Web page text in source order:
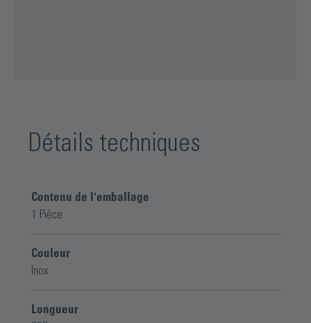
Détails techniques
Contenu de l'emballage
1 Pièce
Couleur
Inox
Longueur